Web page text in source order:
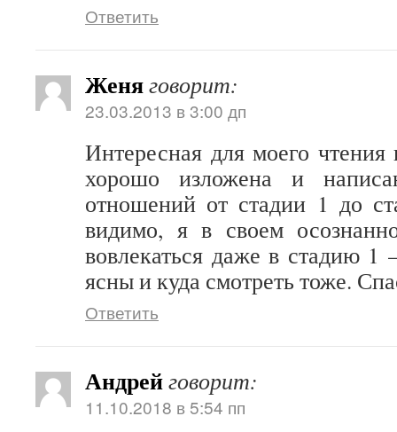
Ответить
Женяговорит:
23.03.2013 в 3:00 дп
Интересная для моего
хорошо изложена и
отношений от стадии 1 до
видимо, я в своем
вовлекаться даже в стадию
ясны и куда смотреть тоже.
Ответить
Андрейговорит:
11.10.2018 в 5:54 пп